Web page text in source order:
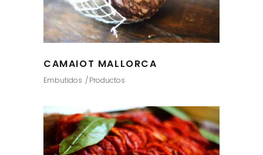
CAMAIOT MALLORCA
Embutidos Productos